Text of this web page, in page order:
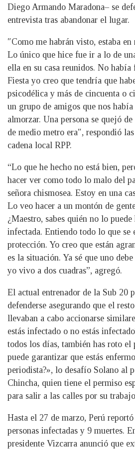
Diego Armando Maradona– se
entrevista tras abandonar el lugar.
″Como me habrán visto, estaba
Lo único que hice fue ir a lo de
ella en su casa reunidos. No había
Fiesta yo creo que tendría que
psicodélica y más de cincuenta o
un grupo de amigos que nos
almorzar. Una persona se quejó
de medio metro era″, respondió
cadena local RPP.
“Lo que he hecho no está bien,
hacer ver como todo lo malo del
señora chismosea. Estoy en una
Lo veo hacer a un montón de
¿Maestro, sabes quién no lo puede
infectada. Entiendo todo lo que se
protección. Yo creo que están
es la situación. Ya sé que uno
yo vivo a dos cuadras”, agregó.
El actual entrenador de la Sub 20
defenderse asegurando que el
llevaban a cabo accionarse
estás infectado o no estás
todos los días, también has roto el
puede garantizar que estás
periodista?», lo desafío Solano al
Chincha, quien tiene el permiso
para salir a las calles por su
Hasta el 27 de marzo, Perú
personas infectadas y 9 muertes.
presidente Vizcarra anunció que